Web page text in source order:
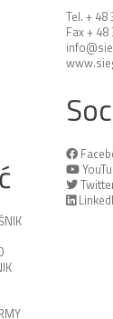
Tel. + 48
Fax +